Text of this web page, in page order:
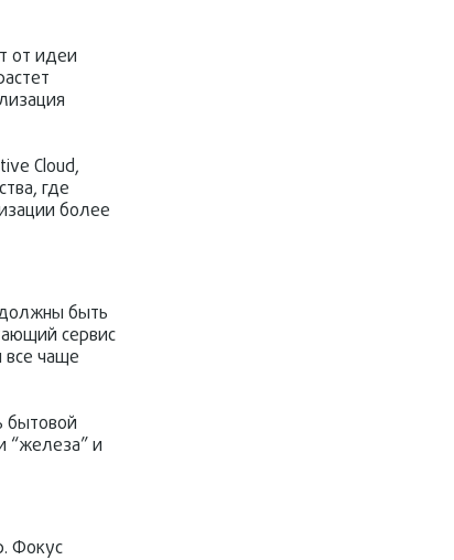
от идеи
Cloud,
где
более
быть
сервис
чаще
бытовой
“железа” и
Фокус